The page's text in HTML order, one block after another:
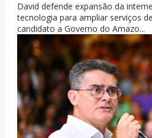
David defende expansão da
tecnologia para ampliar serviços
candidato a Governo do Amazo...